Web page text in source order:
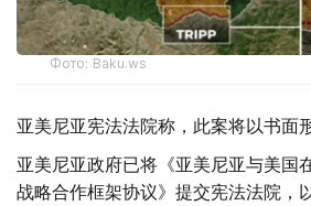
Фото: Baku.ws
亚美尼亚宪法法院称，此案将以书面
亚美尼亚政府已将《亚美尼亚与美国
战略合作框架协议》提交宪法法院，